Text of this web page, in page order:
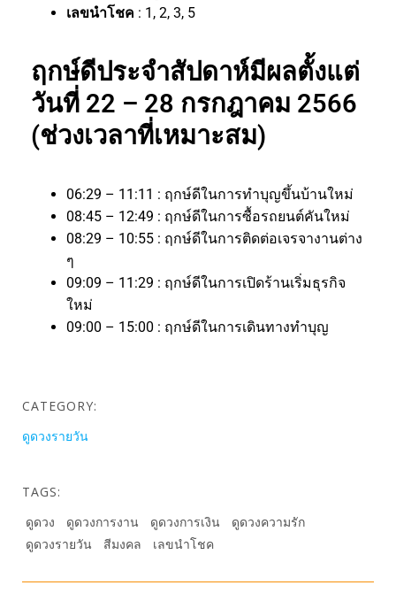
เลขนำโชค : 1, 2, 3, 5
ฤกษ์ดีประจำสัปดาห์มีผลตั้งแต่
วันที่ 22 – 28 กรกฎาคม 2566
(ช่วงเวลาที่เหมาะสม)
06:29 – 11:11 : ฤกษ์ดีในการทำบุญขึ้นบ้านใหม่
08:45 – 12:49 : ฤกษ์ดีในการซื้อรถยนต์คันใหม่
08:29 – 10:55 : ฤกษ์ดีในการติดต่อเจรจางานต่าง
ๆ
09:09 – 11:29 : ฤกษ์ดีในการเปิดร้านเริ่มธุรกิจ
ใหม่
09:00 – 15:00 : ฤกษ์ดีในการเดินทางทำบุญ
CATEGORY:
ดูดวงรายวัน
TAGS:
ดูดวง
ดูดวงการงาน ดูดวงการเงิน
ดูดวงความรัก
ดูดวงรายวัน
สีมงคล เลขนำโชค